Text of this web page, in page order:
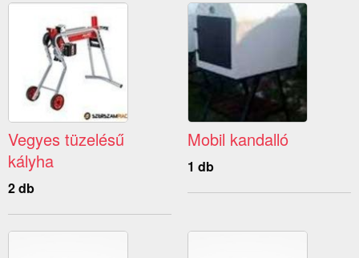
Vegyes tüzelésű
kályha
2 db
Mobil kandalló
1 db